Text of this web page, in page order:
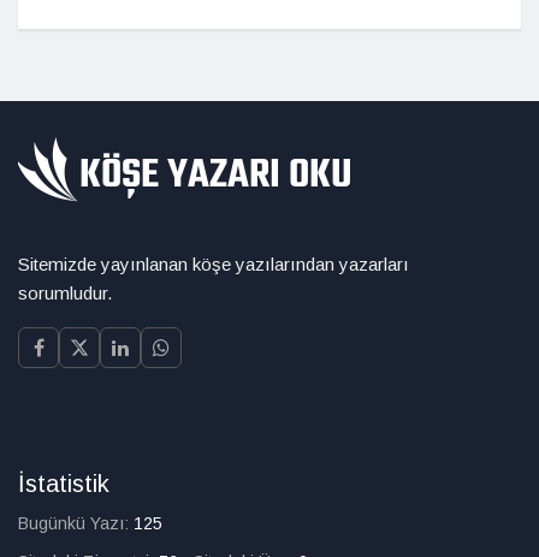
Sitemizde yayınlanan köşe yazılarından yazarları
sorumludur.
İstatistik
Bugünkü Yazı: 125